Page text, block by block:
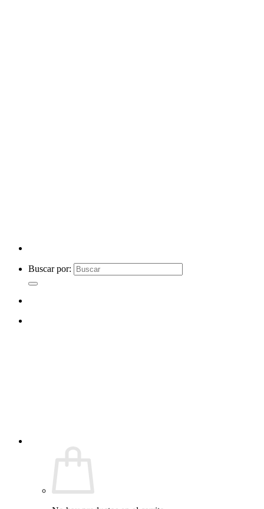
Buscar por: